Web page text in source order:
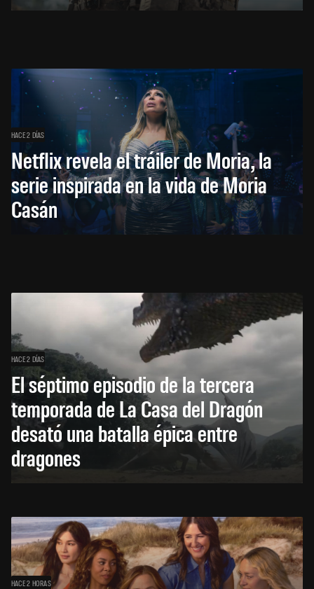
HACE 2 DÍAS
Netflix revela el tráiler de Moria, la
serie inspirada en la vida de Moria
Casán
HACE 2 DÍAS
El séptimo episodio de la tercera
temporada de La Casa del Dragón
desató una batalla épica entre
dragones
HACE 2 HORAS